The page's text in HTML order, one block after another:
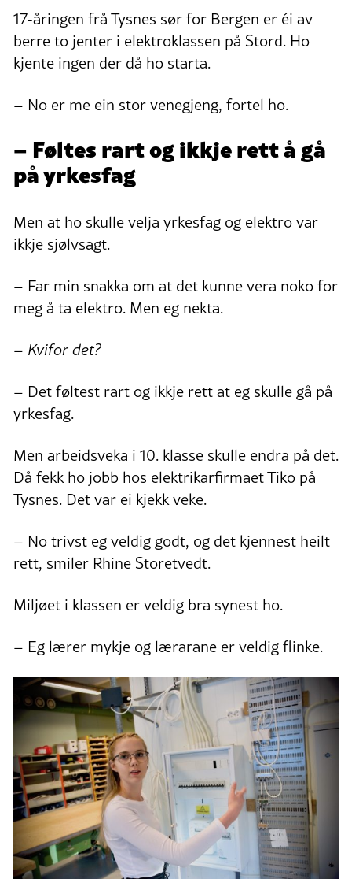
17-åringen frå Tysnes sør for Bergen er éi av
berre to jenter i elektroklassen på Stord. Ho
kjente ingen der då ho starta.
– No er me ein stor venegjeng, fortel ho.
– Føltes rart og ikkje rett å gå
på yrkesfag
Men at ho skulle velja yrkesfag og elektro var
ikkje sjølvsagt.
– Far min snakka om at det kunne vera noko for
meg å ta elektro. Men eg nekta.
– Kvifor det?
– Det føltest rart og ikkje rett at eg skulle gå på
yrkesfag.
Men arbeidsveka i 10. klasse skulle endra på det.
Då fekk ho jobb hos elektrikarfirmaet Tiko på
Tysnes. Det var ei kjekk veke.
– No trivst eg veldig godt, og det kjennest heilt
rett, smiler Rhine Storetvedt.
Miljøet i klassen er veldig bra synest ho.
– Eg lærer mykje og lærarane er veldig flinke.